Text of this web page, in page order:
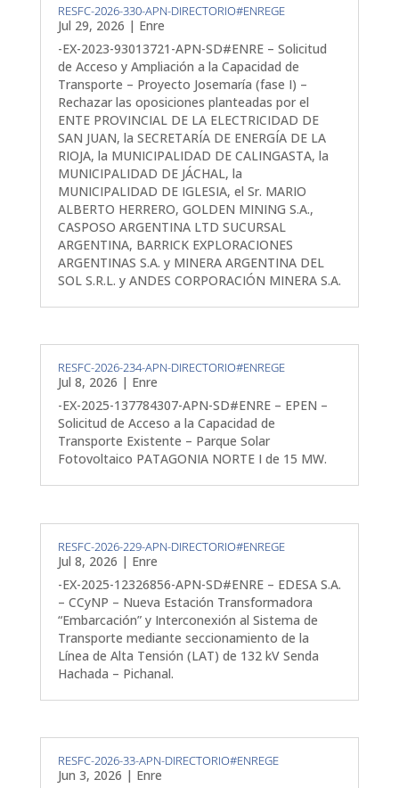
RESFC-2026-330-APN-DIRECTORIO#ENREGE
Jul 29, 2026 | Enre
-EX-2023-93013721-APN-SD#ENRE – Solicitud
de Acceso y Ampliación a la Capacidad de
Transporte – Proyecto Josemaría (fase I) –
Rechazar las oposiciones planteadas por el
ENTE PROVINCIAL DE LA ELECTRICIDAD DE
SAN JUAN, la SECRETARÍA DE ENERGÍA DE LA
RIOJA, la MUNICIPALIDAD DE CALINGASTA, la
MUNICIPALIDAD DE JÁCHAL, la
MUNICIPALIDAD DE IGLESIA, el Sr. MARIO
ALBERTO HERRERO, GOLDEN MINING S.A.,
CASPOSO ARGENTINA LTD SUCURSAL
ARGENTINA, BARRICK EXPLORACIONES
ARGENTINAS S.A. y MINERA ARGENTINA DEL
SOL S.R.L. y ANDES CORPORACIÓN MINERA S.A.
RESFC-2026-234-APN-DIRECTORIO#ENREGE
Jul 8, 2026 | Enre
-EX-2025-137784307-APN-SD#ENRE – EPEN –
Solicitud de Acceso a la Capacidad de
Transporte Existente – Parque Solar
Fotovoltaico PATAGONIA NORTE I de 15 MW.
RESFC-2026-229-APN-DIRECTORIO#ENREGE
Jul 8, 2026 | Enre
-EX-2025-12326856-APN-SD#ENRE – EDESA S.A.
– CCyNP – Nueva Estación Transformadora
“Embarcación” y Interconexión al Sistema de
Transporte mediante seccionamiento de la
Línea de Alta Tensión (LAT) de 132 kV Senda
Hachada – Pichanal.
RESFC-2026-33-APN-DIRECTORIO#ENREGE
Jun 3, 2026 | Enre